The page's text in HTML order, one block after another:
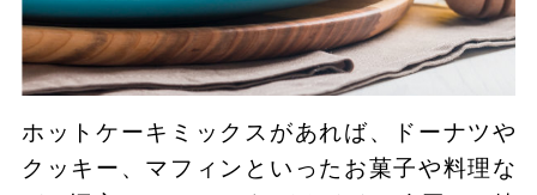
ホットケーキミックスがあれば、ドーナツや
クッキー、マフィンといったお菓子や料理な